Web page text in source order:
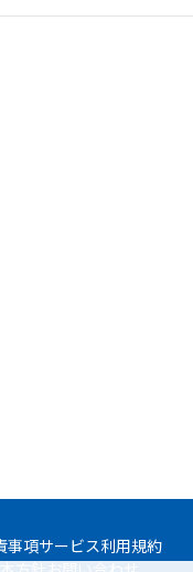
事項サービス利用規約